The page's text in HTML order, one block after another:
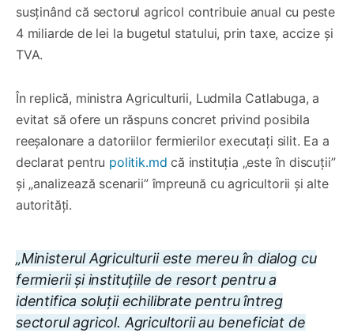
susținând că sectorul agricol contribuie anual cu peste
4 miliarde de lei la bugetul statului, prin taxe, accize și
TVA.
În replică, ministra Agriculturii, Ludmila Catlabuga, a
evitat să ofere un răspuns concret privind posibila
reeșalonare a datoriilor fermierilor executați silit. Ea a
declarat pentru politik.md că instituția „este în discuții”
și „analizează scenarii” împreună cu agricultorii și alte
autorități.
„Ministerul Agriculturii este mereu în dialog cu
fermierii și instituțiile de resort pentru a
identifica soluții echilibrate pentru întreg
sectorul agricol. Agricultorii au beneficiat de